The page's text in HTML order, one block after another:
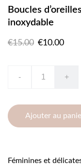
Boucles
inoxydable
€15.00 €10.00
- +
Ajouter au
Féminines et